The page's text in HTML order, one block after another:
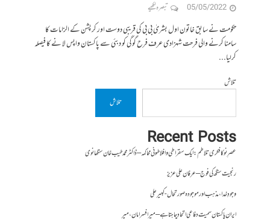
05/05/2022 تبصرہ لکھیے
حکومت نے سابق خاتون اول بشریٰ بی بی کی قریبی دوست اور کرپشن کے الزامات کا
سامنا کرنے والی فرحت شہزادی عرف فرح گوگی کو دبئی سے پاکستان واپس لا نے کا فیصلہ
کرلیا...
تلاش
تلاش
Recent Posts
عصرِ نو کا فکری تلاطم: ایک سقراطی و افلاطونی محاکمہ – ڈاکٹر محمد طیب خان سنگھانوی
رنجیت سنگھ کی فوج – عرفان علی عزیز
وجودِ خدا، مذہب اور موجودہ صورتحال- کبیر علی
ایران پاکستان سمیت دفاعی اتحاد چاہتا ہے – میر افسر امان،میر